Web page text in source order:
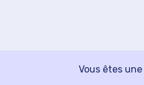
Vous êtes